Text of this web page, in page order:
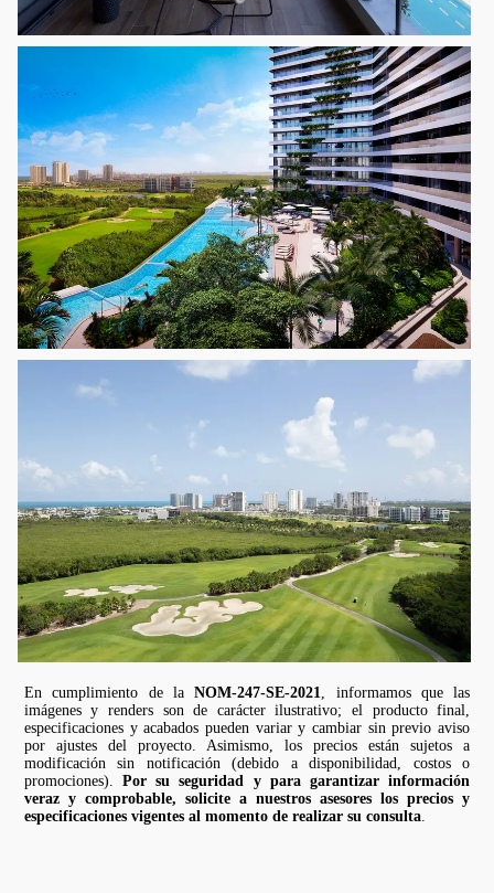
En cumplimiento de laNOM-247-SE-2021
, informamos que las
imágenes y renders son de carácter ilustrativo; el producto final,
especificaciones y acabados pueden variar y cambiar sin previo aviso
por ajustes del proyecto. Asimismo, los precios están sujetos a
modificación sin notificación (debido a disponibilidad, costos o
promociones).Por su seguridad y para garantizar información
veraz y comprobable, solicite a nuestros asesores los precios y
especificaciones vigentes al momento de realizar su consulta.